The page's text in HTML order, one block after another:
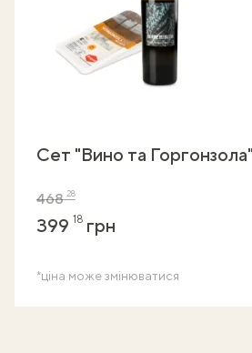
Сет "Вино та Горгонзола"
46828
399 18 грн
*ціна може змінюватися